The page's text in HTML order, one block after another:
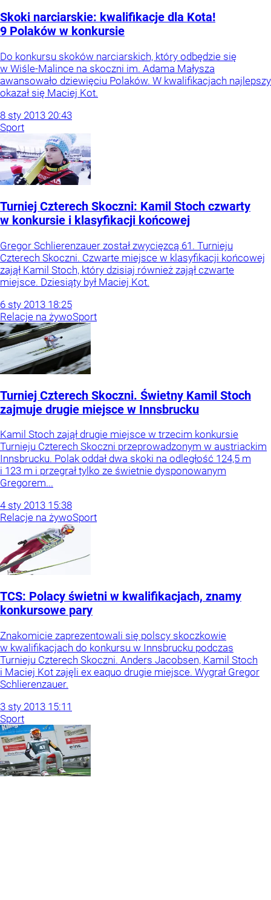
Skoki narciarskie: kwalifikacje dla Kota!
9 Polaków w konkursie
Do konkursu skoków narciarskich, który odbędzie się
w Wiśle-Malince na skoczni im. Adama Małysza
awansowało dziewięciu Polaków. W kwalifikacjach najlepszy
okazał się Maciej Kot.
8 sty 2013 20:43
Sport
Turniej Czterech Skoczni: Kamil Stoch czwarty
w konkursie i klasyfikacji końcowej
Gregor Schlierenzauer został zwycięzcą 61. Turnieju
Czterech Skoczni. Czwarte miejsce w klasyfikacji końcowej
zajął Kamil Stoch, który dzisiaj również zajął czwarte
miejsce. Dziesiąty był Maciej Kot.
6 sty 2013 18:25
Relacje na żywoSport
Turniej Czterech Skoczni. Świetny Kamil Stoch
zajmuje drugie miejsce w Innsbrucku
Kamil Stoch zajął drugie miejsce w trzecim konkursie
Turnieju Czterech Skoczni przeprowadzonym w austriackim
Innsbrucku. Polak oddał dwa skoki na odległość 124,5 m
i 123 m i przegrał tylko ze świetnie dysponowanym
Gregorem...
4 sty 2013 15:38
Relacje na żywoSport
TCS: Polacy świetni w kwalifikacjach, znamy
konkursowe pary
Znakomicie zaprezentowali się polscy skoczkowie
w kwalifikacjach do konkursu w Innsbrucku podczas
Turnieju Czterech Skoczni. Anders Jacobsen, Kamil Stoch
i Maciej Kot zajęli ex eaquo drugie miejsce. Wygrał Gregor
Schlierenzauer.
3 sty 2013 15:11
Sport